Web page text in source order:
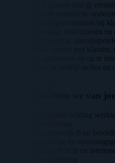
Als Service Engineer ben jij
de service en de technische
waterbehandelingsinstallaties bij
systemen optimaal functioneren
kwaliteit van water in
Je werkt nauw samen met
storingen te analyseren en op te
het installeren, in bedrijf stellen
Wat verwachten we van
Mbo-diploma richting
Geldig rijbewijs B en
Klantgerichte en
Technisch inzicht en